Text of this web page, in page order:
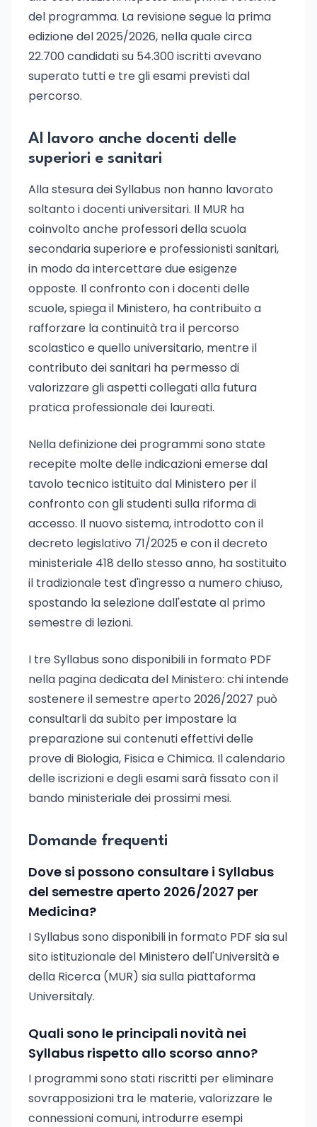
del programma. La revisione segue la prima
edizione del 2025/2026, nella quale circa
22.700 candidati su 54.300 iscritti avevano
superato tutti e tre gli esami previsti dal
percorso.
Al lavoro anche docenti delle
superiori e sanitari
Alla stesura dei Syllabus non hanno lavorato
soltanto i docenti universitari. Il MUR ha
coinvolto anche professori della scuola
secondaria superiore e professionisti sanitari,
in modo da intercettare due esigenze
opposte. Il confronto con i docenti delle
scuole, spiega il Ministero, ha contribuito a
rafforzare la continuità tra il percorso
scolastico e quello universitario, mentre il
contributo dei sanitari ha permesso di
valorizzare gli aspetti collegati alla futura
pratica professionale dei laureati.
Nella definizione dei programmi sono state
recepite molte delle indicazioni emerse dal
tavolo tecnico istituito dal Ministero per il
confronto con gli studenti sulla riforma di
accesso. Il nuovo sistema, introdotto con il
decreto legislativo 71/2025 e con il decreto
ministeriale 418 dello stesso anno, ha sostituito
il tradizionale test d'ingresso a numero chiuso,
spostando la selezione dall'estate al primo
semestre di lezioni.
I tre Syllabus sono disponibili in formato PDF
nella pagina dedicata del Ministero: chi intende
sostenere il semestre aperto 2026/2027 può
consultarli da subito per impostare la
preparazione sui contenuti effettivi delle
prove di Biologia, Fisica e Chimica. Il calendario
delle iscrizioni e degli esami sarà fissato con il
bando ministeriale dei prossimi mesi.
Domande frequenti
Dove si possono consultare i Syllabus
del semestre aperto 2026/2027 per
Medicina?
I Syllabus sono disponibili in formato PDF sia sul
sito istituzionale del Ministero dell'Università e
della Ricerca (MUR) sia sulla piattaforma
Universitaly.
Quali sono le principali novità nei
Syllabus rispetto allo scorso anno?
I programmi sono stati riscritti per eliminare
sovrapposizioni tra le materie, valorizzare le
connessioni comuni, introdurre esempi